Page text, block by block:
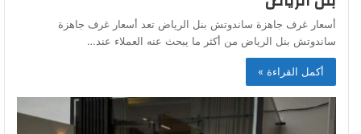
أسعار غرف جاهزة ساندوتش بنل الرياض تعد أسعار غرف جاهزة
ساندوتش بنل الرياض من أكثر ما يبحث عنه العملاء عند…
أكمل القراءة »